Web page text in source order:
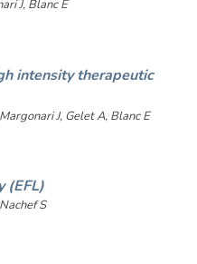
J, Blanc E
intensity therapeutic
J, Gelet A, Blanc E
(EFL)
S